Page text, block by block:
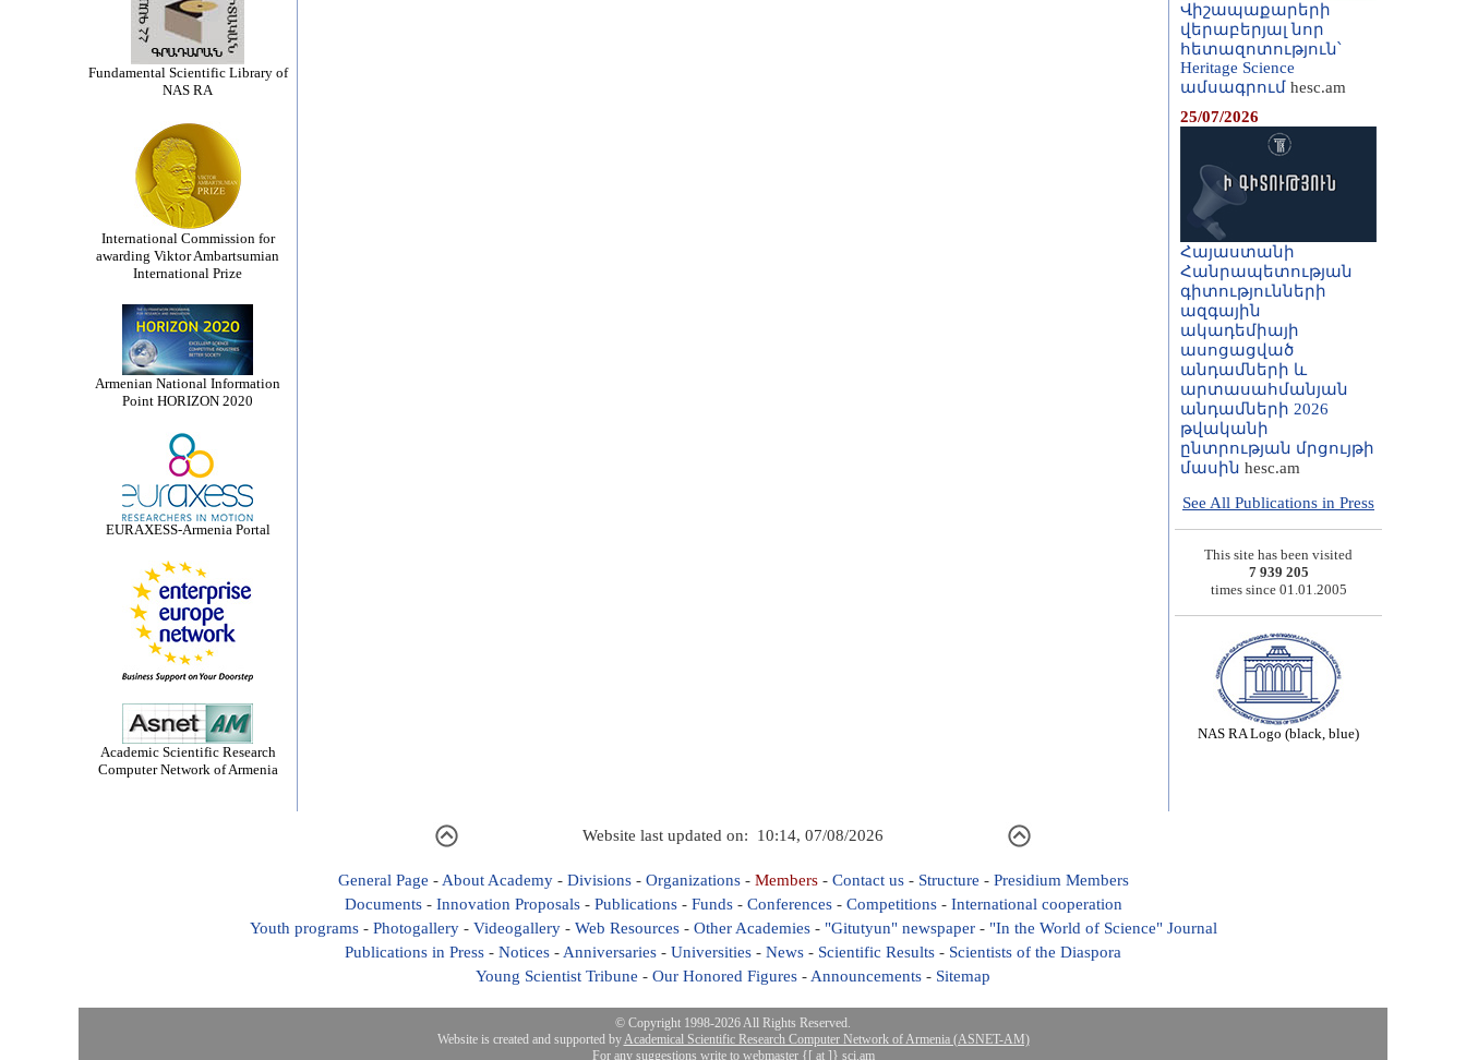
Fundamental Scientific Library of
NAS RA
International Commission for
awarding Viktor Ambartsumian
International Prize
Armenian National Information
Point HORIZON 2020
EURAXESS-Armenia Portal
Academic Scientific Research
Computer Network of Armenia
Վիշապաքարերի
վերաբերյալ նոր
հետազոտություն՝
Heritage Science
ամսագրում hesc.am
25/07/2026
Հայաստանի
Հանրապետության
գիտությունների
ազգային
ակադեմիայի
ասոցացված
անդամների և
արտասահմանյան
անդամների 2026
թվականի
ընտրության մրցույթի
մասին hesc.am
See All Publications in Press
This site has been visited
7 939 205
times since 01.01.2005
NAS RA Logo (black, blue)
Website last updated on: 10:14, 07/08/2026
General Page - About Academy- Divisions- Organizations- Members- Contact us- Structure - Presidium Members
Documents- Innovation Proposals- Publications- Funds- Conferences- Competitions- International cooperation
Youth programs- Photogallery- Videogallery- Web Resources- Other Academies- "Gitutyun" newspaper- "In the World of Science" Journal
Publications in Press - Notices - Anniversaries - Universities - News - Scientific Results - Scientists of the Diaspora
Young Scientist Tribune - Our Honored Figures - Announcements - Sitemap
© Copyright 1998-2026 All Rights Reserved.
Website is created and supported byAcademical Scientific Research Computer Network of Armenia (ASNET-AM)
For any suggestions write to webmaster {[ at ]} sci.am